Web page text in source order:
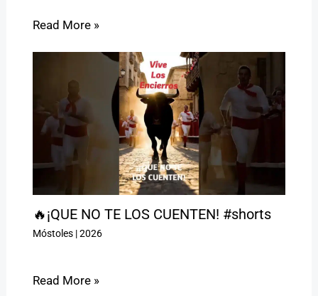
Read More »
🔥¡QUE NO TE LOS CUENTEN! #shorts
Móstoles|2026
Read More »